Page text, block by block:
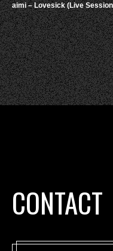
aimi – Lovesick (Live
CONTACT